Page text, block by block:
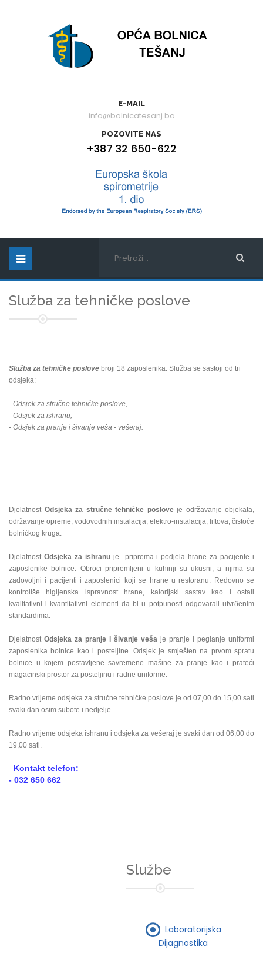
E-MAIL
info@bolnicatesanj.ba
POZOVITE NAS
+387 32 650-622
Služba za tehničke poslove
Služba za tehničke poslove broji 18 zaposlenika. Služba se sastoji od tri
odsjeka:
- Odsjek za stručne tehničke poslove,
- Odsjek za ishranu,
- Odsjek za pranje i šivanje veša - vešeraj.
Djelatnost Odsjeka za stručne tehničke posloveje održavanje objekata,
održavanje opreme, vodovodnih instalacija, elektro-instalacija, liftova, čistoće
bolnićkog kruga.
Djelatnost Odsjeka za ishranuje priprema i podjela hrane za pacijente i
zaposlenike bolnice. Obroci pripremljeni u kuhinji su ukusni, a njima su
zadovoljni i pacijenti i zaposlenici koji se hrane u restoranu. Redovno se
kontroliše higijenska ispravnost hrane, kalorijski sastav kao i ostali
kvalitativni i kvantitativni elementi da bi u potpunosti odgovarali utvrðenim
standardima.
Djelatnost Odsjeka za pranje i šivanje veša je pranje i peglanje uniformi
zaposlenika bolnice kao i posteljine. Odsjek je smješten na prvom spratu
bolnice u kojem postavljene savremene mašine za pranje kao i prateći
magacinski prostor za posteljinu i radne uniforme.
Radno vrijeme odsjeka za stručne tehničke poslove je od 07,00 do 15,00 sati
svaki dan osim subote i nedjelje.
Radno vrijeme odsjeka ishranu i odsjeka za vešeraj je svaki dan od 06,00 do
19,00 sati.
Kontakt telefon:
- 032 650 662
Službe
Laboratorijska
Dijagnostika